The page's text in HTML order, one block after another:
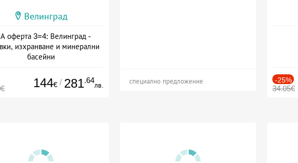
Велинград
оферта 3=4: Велинград -
изхранване и минерални
басейни
144€ / 281.64
лв. специално предложение -25%
34.05€